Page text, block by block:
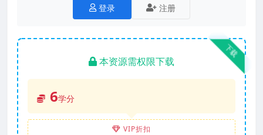
登录 注册
下载
本资源需权限下载
6学分
VIP折扣